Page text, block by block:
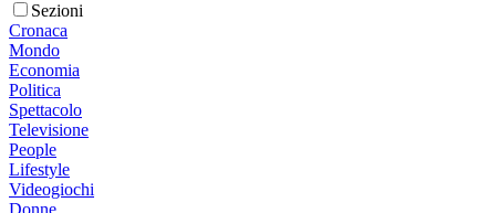
Sezioni
Cronaca
Mondo
Economia
Politica
Spettacolo
Televisione
People
Lifestyle
Videogiochi